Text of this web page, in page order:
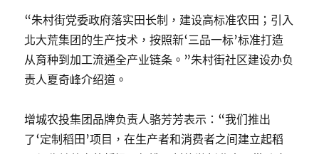
“朱村街党委政府落实田长制，建设高标准农田；引入
北大荒集团的生产技术，按照新‘三品一标’标准打造
从育种到加工流通全产业链条。”朱村街社区建设办负
责人夏奇峰介绍道。
增城农投集团品牌负责人骆芳芳表示：“我们推出
了‘定制稻田’项目，在生产者和消费者之间建立起稻